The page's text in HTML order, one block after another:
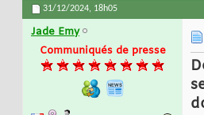
31/12/2024, 18h05
Jade Emy
Communiqués de presse